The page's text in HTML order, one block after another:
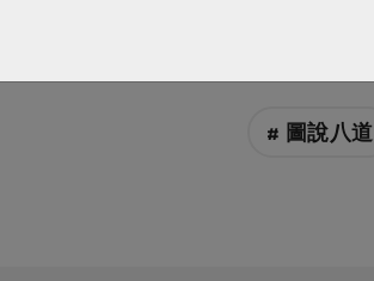
# 圖說八道